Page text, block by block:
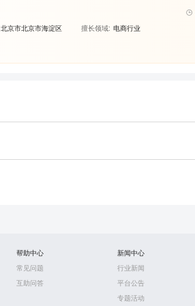
北京市北京市海淀区 擅长领域: 电商行业
帮助中心
常见问题
互助问答
新闻中心
行业新闻
平台公告
专题活动